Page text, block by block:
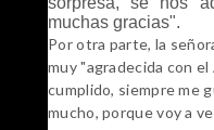
muchas gracias".
Por otra parte, la
muy "agradecida con
cumplido, siempre me
mucho, porque voy a